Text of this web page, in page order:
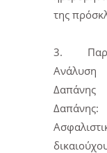
της
3.
Ανάλυση